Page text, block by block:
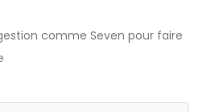
comme Seven pour faire